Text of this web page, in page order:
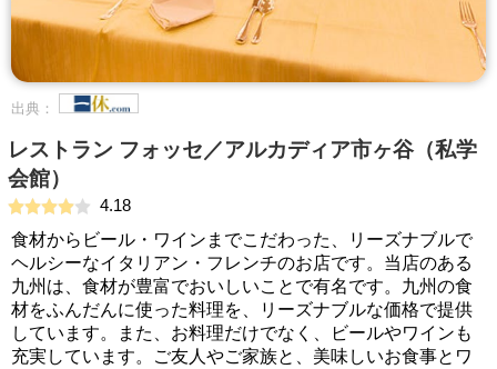
出典：
レストラン フォッセ／アルカディア市ヶ谷（私学
会館）
4.18
食材からビール・ワインまでこだわった、リーズナブルで
ヘルシーなイタリアン・フレンチのお店です。当店のある
九州は、食材が豊富でおいしいことで有名です。九州の食
材をふんだんに使った料理を、リーズナブルな価格で提供
しています。また、お料理だけでなく、ビールやワインも
充実しています。ご友人やご家族と、美味しいお食事とワ